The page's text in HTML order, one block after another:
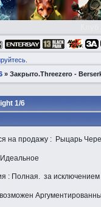
.
»Закрытo.Threezero -
1/6
на продажу : Рыцарь
: Полная. за